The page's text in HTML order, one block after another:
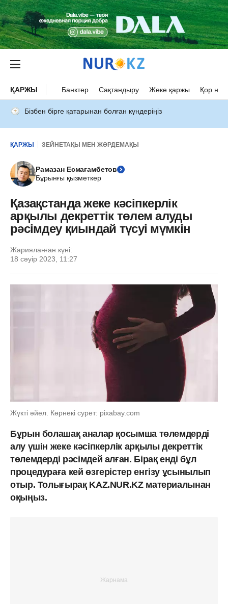
ҚАРЖЫ Банктер Сақтандыру Жеке қаржы Қор
Бізбен бірге қатарынан болған күндеріңіз
ҚАРЖЫ ЗЕЙНЕТАҚЫ МЕН ЖӘРДЕМАҚЫ
Рамазан Есмағамбетов
Бұрынғы қызметкер
Қазақстанда жеке кәсіпкерлік
арқылы декреттік төлем алуды
рәсімдеу қиындай түсуі мүмкін
Жарияланған күні:
18 сәуір 2023, 11:27
Жүкті әйел. Көрнекі сурет: pixabay.com
Бұрын болашақ аналар қосымша төлемдерді
алу үшін жеке кәсіпкерлік арқылы декреттік
төлемдерді рәсімдей алған. Бірақ енді бұл
процедураға кей өзгерістер енгізу ұсынылып
отыр. Толығырақ KAZ.NUR.KZ материалынан
оқыңыз.